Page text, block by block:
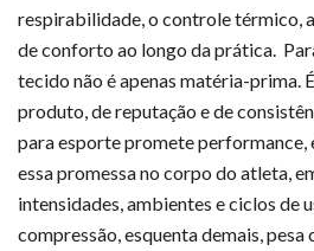
respirabilidade, o controle térmico,
de conforto ao longo da prática.
tecido não é apenas matéria-prima.
produto, de reputação e de
para esporte promete performance,
essa promessa no corpo do atleta,
intensidades, ambientes e ciclos de
compressão, esquenta demais,